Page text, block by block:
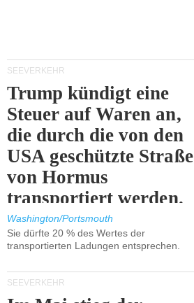
SEEVERKEHR
Trump kündigt eine
Steuer auf Waren an,
die durch die von den
USA geschützte Straße
von Hormus
transportiert werden.
Washington/Portsmouth
Sie dürfte 20 % des Wertes der
transportierten Ladungen entsprechen.
SEEVERKEHR